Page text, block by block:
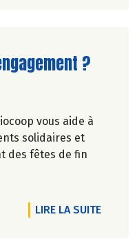
2024 !
?
vous aide à
solidaires et
des fêtes de fin
LIRE LA SUITEDE